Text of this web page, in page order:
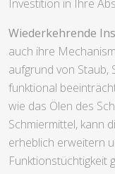
Investition in Ihre
Wiederkehrende
auch ihre
aufgrund von Staub,
funktional
wie das Ölen des
Schmiermittel, kann
erheblich erweitern
Funktionstüchtigkeit